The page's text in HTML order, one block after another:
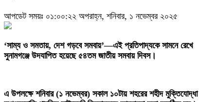
আপডেট সময়ঃ ০১:০০:২২ অপরাহ্ন, শনিবার, ১ নভেম্বর ২০২৫
‎‘সাম্য ও সমতায়, দেশ গড়বে সমবায়’—এই প্রতিপাদ্যকে সামনে রেখে
সুনামগঞ্জে উদযাপিত হয়েছে ৫৪তম জাতীয় সমবায় দিবস।
‎এ উপলক্ষে শনিবার (১ নভেম্বর) সকাল ১০টায় শহরের শহীদ মুক্তিযোদ্ধা